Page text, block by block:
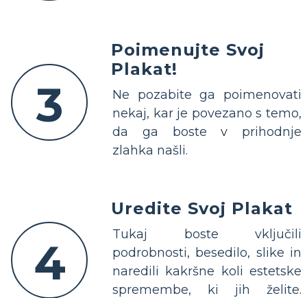
3
Poimenujte Svoj
Plakat!
Ne pozabite ga poimenovati
nekaj, kar je povezano s temo,
da ga boste v prihodnje
zlahka našli.
4
Uredite Svoj Plakat
Tukaj boste vključili
podrobnosti, besedilo, slike in
naredili kakršne koli estetske
spremembe, ki jih želite.